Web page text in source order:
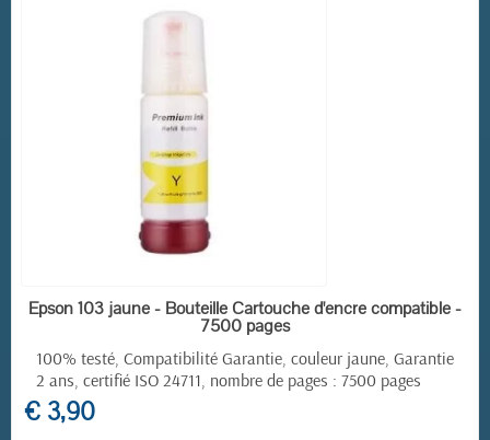
EN STOCK
Epson 103 jaune - Bouteille Cartouche d'encre compatible -
7500 pages
100% testé, Compatibilité Garantie, couleur jaune, Garantie
2 ans, certifié ISO 24711, nombre de pages : 7500 pages
€ 3,90